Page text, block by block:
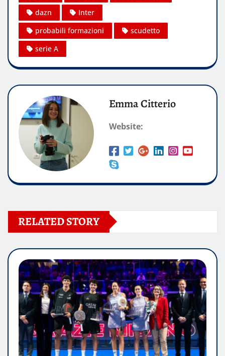
dazn
Inter
probabili formazioni
scudetto
serie A
Emma Citterio
Website:
RELATED STORY